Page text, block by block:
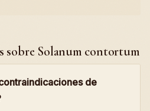
sobre Solanum contortum
de